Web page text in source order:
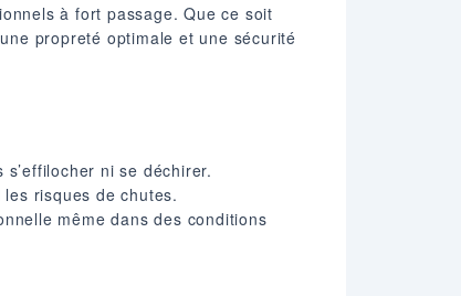
à fort passage. Que ce soit
propreté optimale et une sécurité
ni se déchirer.​
risques de chutes.​
même dans des conditions